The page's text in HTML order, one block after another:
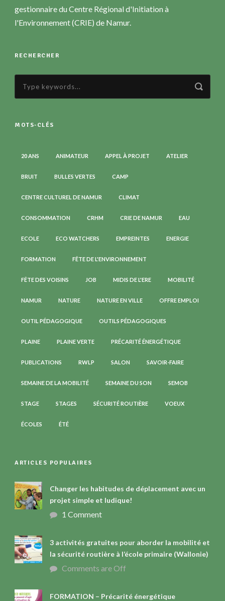
gestionnaire du Centre Régional d'Initiation à
l'Environnement (CRIE) de Namur.
RECHERCHER
MOTS-CLÉS
20 ANS ANIMATEUR APPEL À PROJET ATELIER
BRUIT BULLES VERTES CAMP
CENTRE CULTUREL DE NAMUR CLIMAT
CONSOMMATION CRHM CRIE DE NAMUR EAU
ECOLE ECO WATCHERS EMPREINTES ENERGIE
FORMATION FÊTE DE L'ENVIRONNEMENT
FÊTE DES VOISINS JOB MIDIS DE L'ERE MOBILITÉ
NAMUR NATURE NATURE EN VILLE OFFRE EMPLOI
OUTIL PÉDAGOGIQUE OUTILS PÉDAGOGIQUES
PLAINE PLAINE VERTE PRÉCARITÉ ÉNERGÉTIQUE
PUBLICATIONS RWLP SALON SAVOIR-FAIRE
SEMAINE DE LA MOBILITÉ SEMAINE DU SON SEMOB
STAGE STAGES SÉCURITÉ ROUTIÈRE VOEUX
ÉCOLES ÉTÉ
ARTICLES POPULAIRES
Changer les habitudes de déplacement avec un
projet simple et ludique!
1 Comment
3 activités gratuites pour aborder la mobilité et
la sécurité routière à l’école primaire (Wallonie)
Comments are Off
FORMATION – Précarité énergétique